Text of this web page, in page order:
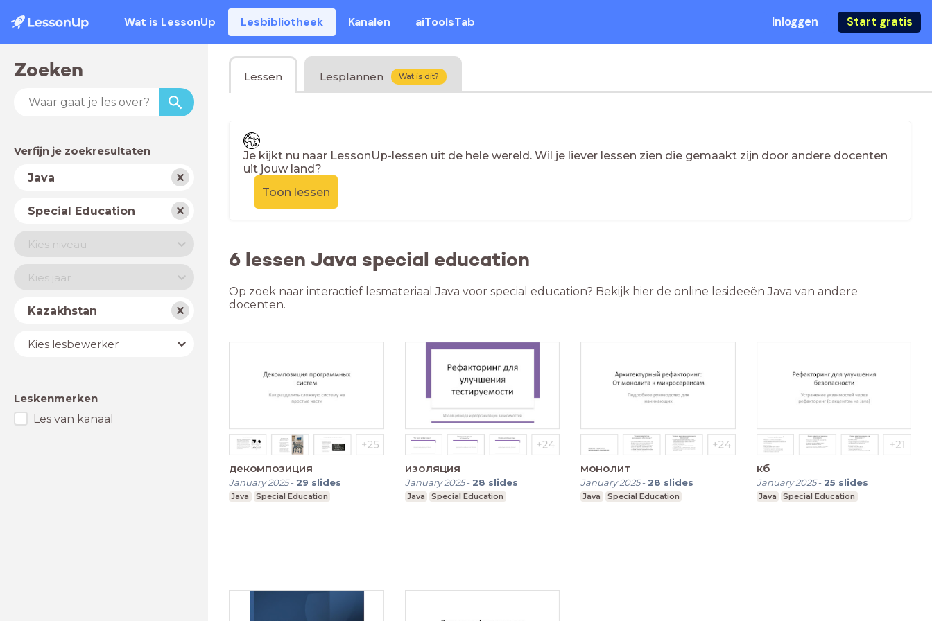
Wat is LessonUp Lesbibliotheek Kanalen aiToolsTab Inloggen Start gratis
Zoeken
Verfijn je zoekresultaten
VakJava
Schooltype
Special Education
Niveau
Kies niveau
JaarKies jaar
LandKazakhstan
Lesbewerker
Kies lesbewerker
Leskenmerken
Les van kanaal
Lessen Lesplannen Wat is dit?
Je kijkt nu naar LessonUp-lessen uit de hele wereld. Wil je liever lessen zien die gemaakt zijn door andere docenten
uit jouw land?
Toon lessen
6 lessen Java special education
Op zoek naar interactief lesmateriaal Java voor special education? Bekijk hier de online lesideeën Java van andere
docenten.
декомпозиция
January 2025- 29 slides
Java Special Education
изоляция
January 2025- 28 slides
Java Special Education
монолит
January 2025- 28 slides
Java Special Education
кб
January 2025- 25 slides
Java Special Education